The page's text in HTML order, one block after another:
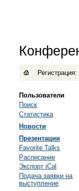
Регистрация:
Пользователи
Поиск
Статистика
Новости
Презентации
Favorite Talks
Расписание
Экспорт iCal
Подача заявки на
выступление